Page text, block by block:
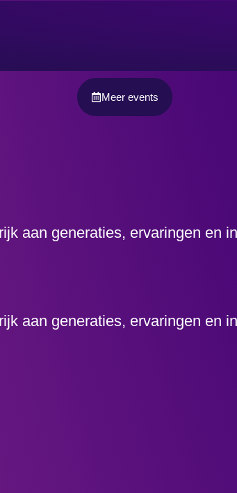
Meer events
aan generaties, ervaringen en
aan generaties, ervaringen en